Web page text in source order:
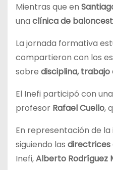
Mientras que en
una clínica de
La jornada formativa
compartieron con los
sobre disciplina,
El Inefi participó con una
profesor Rafael Cuello,
En representación de
siguiendo las directrices
Inefi,Alberto Rodríguez